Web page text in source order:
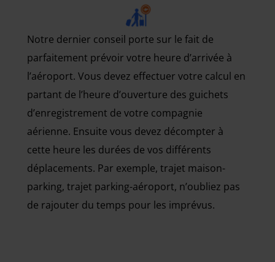
Notre dernier conseil porte sur le fait de
parfaitement prévoir votre heure d’arrivée à
l’aéroport. Vous devez effectuer votre calcul en
partant de l’heure d’ouverture des guichets
d’enregistrement de votre compagnie
aérienne. Ensuite vous devez décompter à
cette heure les durées de vos différents
déplacements. Par exemple, trajet maison-
parking, trajet parking-aéroport, n’oubliez pas
de rajouter du temps pour les imprévus.